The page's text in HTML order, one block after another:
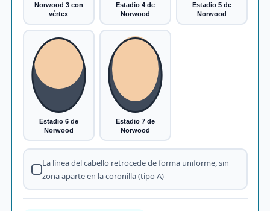
Norwood 3 con
vértex
Estadio 4 de
Norwood
Estadio 5 de
Norwood
Estadio 6 de
Norwood
Estadio 7 de
Norwood
La línea del cabello retrocede de forma uniforme, sin
zona aparte en la coronilla (tipo A)